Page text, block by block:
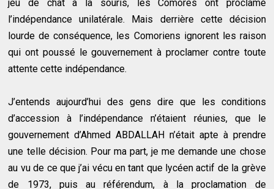
jeu de chat à la souris, les Comores ont proclamé
l’indépendance unilatérale. Mais derrière cette décision
lourde de conséquence, les Comoriens ignorent les raison
qui ont poussé le gouvernement à proclamer contre toute
attente cette indépendance.
J’entends aujourd’hui des gens dire que les conditions
d’accession à l’indépendance n’étaient réunies, que le
gouvernement d’Ahmed ABDALLAH n’était apte à prendre
une telle décision. Pour ma part, je me demande une chose
au vu de ce que j’ai vécu en tant que lycéen actif de la grève
de 1973, puis au référendum, à la proclamation de